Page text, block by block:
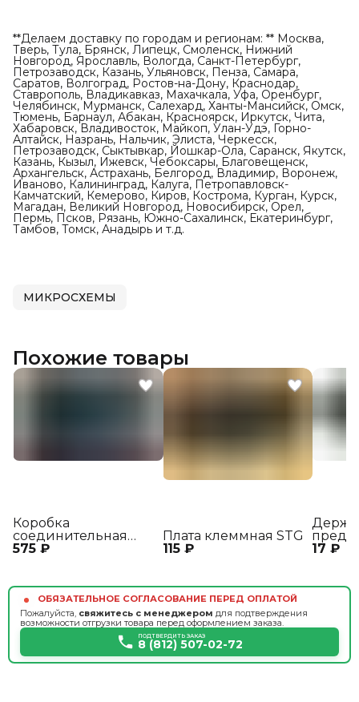
**Делаем доставку по городам и регионам: ** Москва,
Тверь, Тула, Брянск, Липецк, Смоленск, Нижний
Новгород, Ярославль, Вологда, Санкт-Петербург,
Петрозаводск, Казань, Ульяновск, Пенза, Самара,
Саратов, Волгоград, Ростов-на-Дону, Краснодар,
Ставрополь, Владикавказ, Махачкала, Уфа, Оренбург,
Челябинск, Мурманск, Салехард, Ханты-Мансийск, Омск,
Тюмень, Барнаул, Абакан, Красноярск, Иркутск, Чита,
Хабаровск, Владивосток, Майкоп, Улан-Удэ, Горно-
Алтайск, Назрань, Нальчик, Элиста, Черкесск,
Петрозаводск, Сыктывкар, Йошкар-Ола, Саранск, Якутск,
Казань, Кызыл, Ижевск, Чебоксары, Благовещенск,
Архангельск, Астрахань, Белгород, Владимир, Воронеж,
Иваново, Калининград, Калуга, Петропавловск-
Камчатский, Кемерово, Киров, Кострома, Курган, Курск,
Магадан, Великий Новгород, Новосибирск, Орел,
Пермь, Псков, Рязань, Южно-Сахалинск, Екатеринбург,
Тамбов, Томск, Анадырь и т.д.
МИКРОСХЕМЫ
Похожие товары
575 ₽
Коробка
соединительная
КС3-2
115 ₽
Плата клеммная STG
17 ₽
ДВП6
ОБЯЗАТЕЛЬНОЕ СОГЛАСОВАНИЕ ПЕРЕД ОПЛАТОЙ
Пожалуйста, свяжитесь с менеджером для подтверждения
возможности отгрузки товара перед оформлением заказа.
ПОДТВЕРДИТЬ ЗАКАЗ
8 (812) 507-02-72